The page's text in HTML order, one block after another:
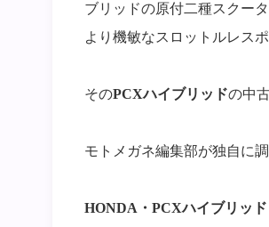
ブリッドの原付二種スクー
より機敏なスロットルレス
そのPCXハイブリッドの中
モトメガネ編集部が独自に
HONDA・PCXハイブリッド